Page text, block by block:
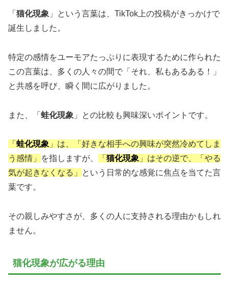
「 猫化現象 」という言葉は、TikTok上の投稿がきっかけで
誕生しました。
特定の感情をユーモアたっぷりに表現するために作られた
この言葉は、多くの人々の間で「それ、私もあるある！」
と共感を呼び、瞬く間に広がりました。
また、「 蛙化現象 」との比較も興味深いポイントです。
「 蛙化現象 」は、「好きな相手への興味が突然冷めてしま
う感情」
を指しますが、 「 猫化現象 」はその逆で、「やる
気が起きなくなる」
という日常的な感覚に焦点を当てた言
葉です。
その親しみやすさが、多くの人に支持される理由かもしれ
ません。
猫化現象が広がる理由